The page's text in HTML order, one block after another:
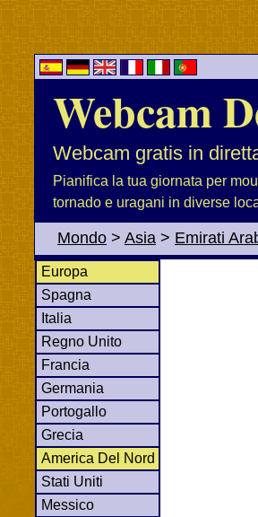
Webcam
Webcam gratis in
Pianifica la tua giornata per
tornado e uragani in diverse
Mondo > Asia > Emirati
Europa
Spagna
Italia
Regno Unito
Francia
Germania
Portogallo
Grecia
America Del Nord
Stati Uniti
Messico